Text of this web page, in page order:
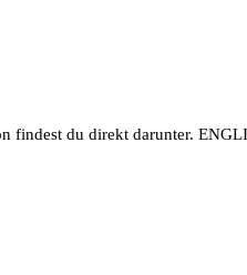
findest du direkt darunter.